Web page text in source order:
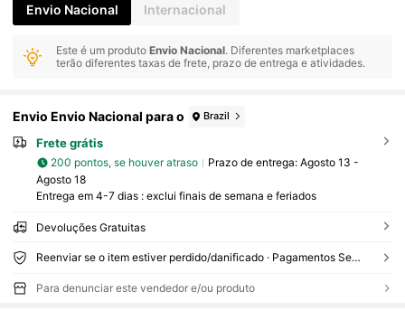
Envio Nacional Internacional
Este é um produtoEnvio Nacional. Diferentes marketplaces
terão diferentes taxas de frete, prazo de entrega e atividades.
Envio Envio Nacional para o Brazil
Frete grátis
200 pontos, se houver atraso Prazo de entrega: Agosto 13 -
Agosto 18
Entrega em 4-7 dias : exclui finais de semana e feriados
Devoluções Gratuitas
Reenviar se o item estiver perdido/danificado · Pagamentos Seguros · Proteção de privacidade
Para denunciar este vendedor e/ou produto